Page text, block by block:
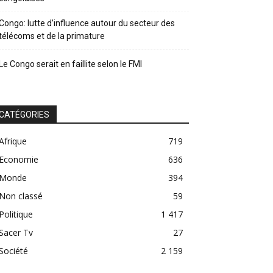
lutte d’influence autour du secteur des
et de la primature
Congo serait en faillite selon le FMI
719
636
394
classé
59
1 417
Tv
27
2 159